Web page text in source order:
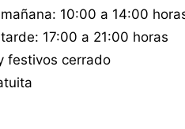
10:00 a 14:00
17:00 a 21:00 horas
festivos cerrado